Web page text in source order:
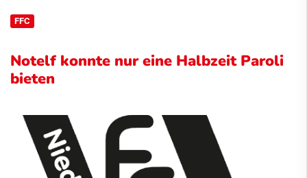
FFC
Notelf konnte nur eine Halbzeit Paroli
bieten